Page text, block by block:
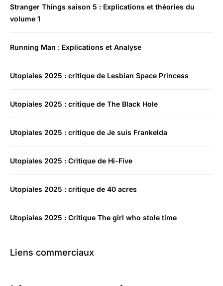
Stranger Things saison 5 : Explications et théories du
volume 1
Running Man : Explications et Analyse
Utopiales 2025 : critique de Lesbian Space Princess
Utopiales 2025 : critique de The Black Hole
Utopiales 2025 : critique de Je suis Frankelda
Utopiales 2025 : Critique de Hi-Five
Utopiales 2025 : critique de 40 acres
Utopiales 2025 : Critique The girl who stole time
Liens commerciaux